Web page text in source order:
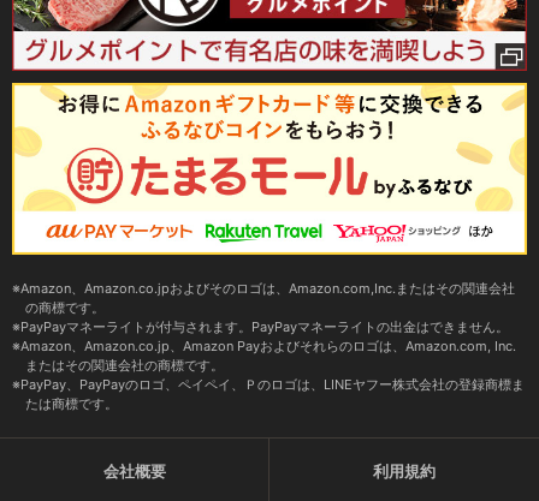
Amazon、Amazon.co.jpおよびそのロゴは、Amazon.com,Inc.またはその関連会社
の商標です。
PayPayマネーライトが付与されます。PayPayマネーライトの出金はできません。
Amazon、Amazon.co.jp、Amazon Payおよびそれらのロゴは、Amazon.com, Inc.
またはその関連会社の商標です。
PayPay、PayPayのロゴ、ペイペイ、Ｐのロゴは、LINEヤフー株式会社の登録商標ま
たは商標です。
会社概要 利用規約